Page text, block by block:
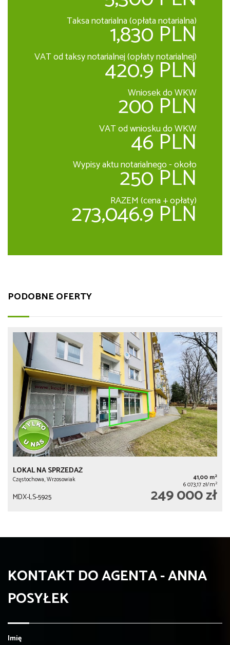
Taksa notarialna (opłata notarialna)
1,830 PLN
VAT od taksy notarialnej (opłaty notarialnej)
420.9 PLN
Wniosek do WKW
200 PLN
VAT od wniosku do WKW
46 PLN
Wypisy aktu notarialnego - około
250 PLN
RAZEM (cena + opłaty)
273,046.9 PLN
PODOBNE OFERTY
LOKAL NA SPRZEDAŻ
Częstochowa, Wrzosowiak 41,00 m2
6 073,17 zł/m2
MDX-LS-5925 249 000 zł
KONTAKT DO AGENTA - ANNA
POSYŁEK
Imię